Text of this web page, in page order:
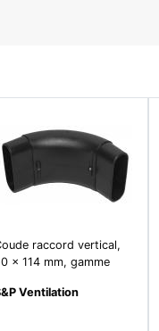
raccord vertical,
x 114 mm, gamme
Ventilation